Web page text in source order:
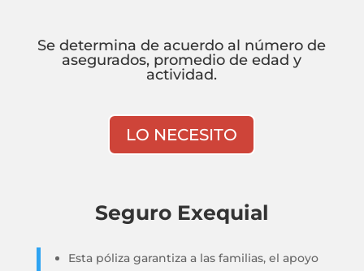
Se determina de acuerdo al número de
asegurados, promedio de edad y
actividad.
LO NECESITO
Seguro Exequial
Esta póliza garantiza a las familias, el apoyo